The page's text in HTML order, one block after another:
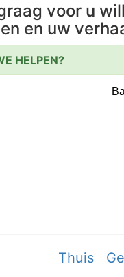
voor u
en uw
HELPEN?
Thuis